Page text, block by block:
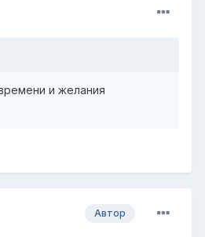
и желания
Автор